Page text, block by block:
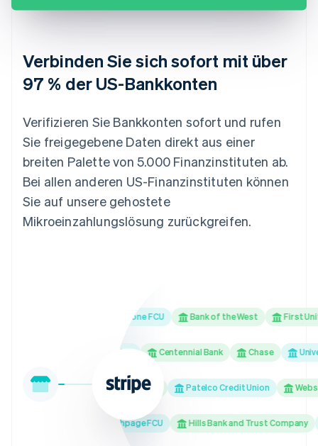
Verbinden Sie sich sofort mit über
97 % der US-Bankkonten
Verifizieren Sie Bankkonten sofort und rufen
Sie freigegebene Daten direkt aus einer
breiten Palette von 5.000 Finanzinstituten ab.
Bei allen anderen US-Finanzinstituten können
Sie auf unsere gehostete
Mikroeinzahlungslösung zurückgreifen.
Redstone FCU Bank of the West First United
Centennial Bank Chase
M&T Bank Bank of Hawaii Patelco Credit Union
Bethpage FCU Hills Bank and Trust Company